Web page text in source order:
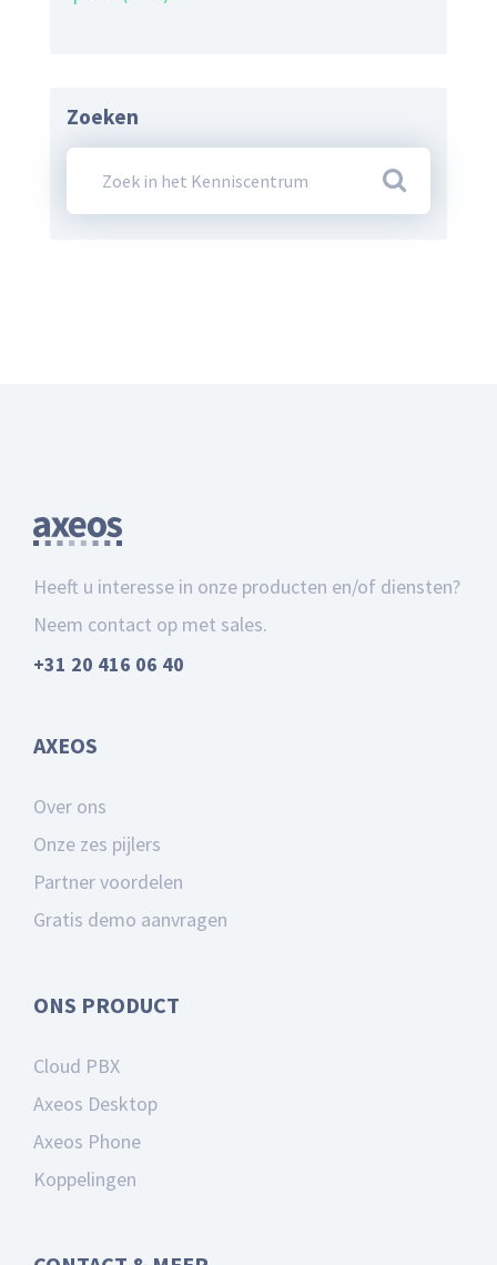
Zoeken
Heeft u interesse in onze producten en/of diensten?
Neem contact op met sales.
+31 20 416 06 40
AXEOS
Over ons
Onze zes pijlers
Partner voordelen
Gratis demo aanvragen
ONS PRODUCT
Cloud PBX
Axeos Desktop
Axeos Phone
Koppelingen